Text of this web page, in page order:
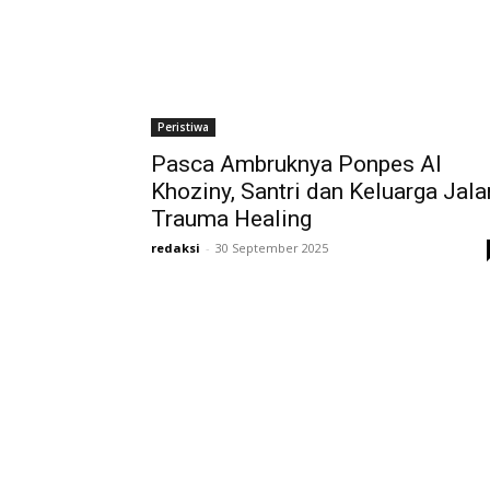
Peristiwa
Pasca Ambruknya Ponpes Al
Khoziny, Santri dan Keluarga
Trauma Healing
redaksi - 30 September 2025